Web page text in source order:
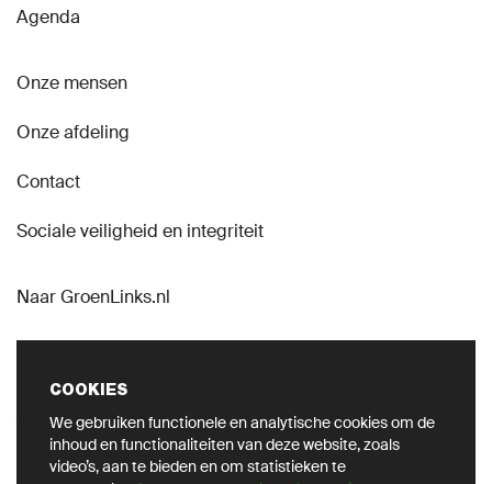
COOKIES
We gebruiken functionele en analytische cookies om de
inhoud en functionaliteiten van deze website, zoals
video’s, aan te bieden en om statistieken te
Agenda
Onze mensen
Onze afdeling
Contact
Sociale veiligheid en integriteit
Naar GroenLinks.nl
VOLG ONS OP SOCIAL